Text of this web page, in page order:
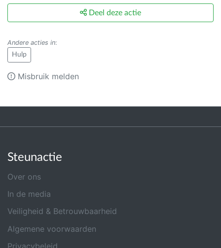
Deel deze actie
Andere acties in:
Hulp
Misbruik melden
Steunactie
Over ons
In de media
Veiligheid & Betrouwbaarheid
Algemene voorwaarden